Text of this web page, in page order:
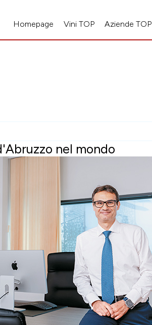
Homepage Vini TOP Aziende TOP
nel mondo